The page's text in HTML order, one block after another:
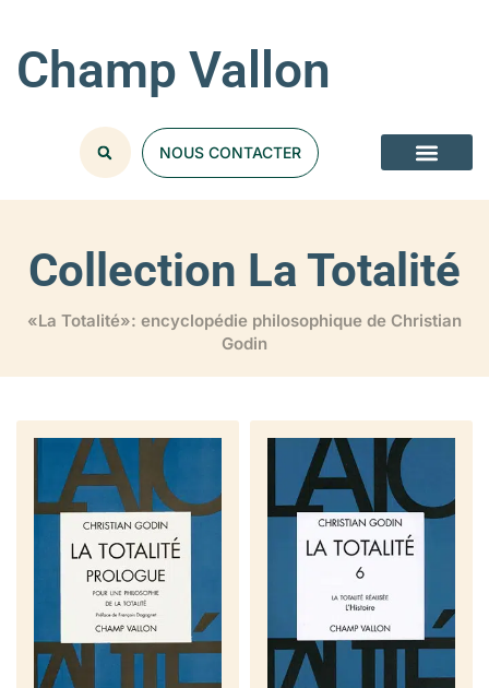
Champ Vallon
NOUS CONTACTER
Collection La Totalité
«La Totalité»: encyclopédie philosophique de Christian
Godin